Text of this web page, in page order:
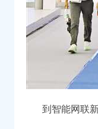
到智能网联